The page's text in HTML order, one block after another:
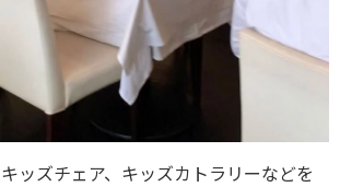
ッズチェア、キッズカトラリーなどを